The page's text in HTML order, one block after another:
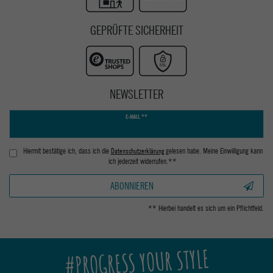
GEPRÜFTE SICHERHEIT
NEWSLETTER
E-MAIL **
Hiermit bestätige ich, dass ich die Daten­schutz­erklärunggelesen habe. Meine Einwilligung kann
ich jederzeit widerrufen.**
ABONNIEREN
** Hierbei handelt es sich um ein Pflichtfeld.
#PROGRESS YOUR STYLE